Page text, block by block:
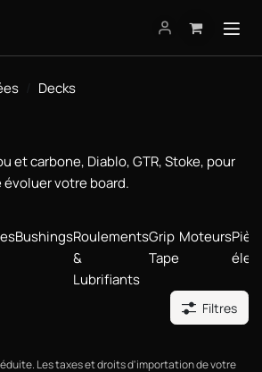
Decks
et carbone, Diablo, GTR, Stoke, pour
votre board.
BushingsRoulements
&
Lubrifiants
Grip
Tape
Moteurs
Filtres
Les taxes et droits d'importation de votre